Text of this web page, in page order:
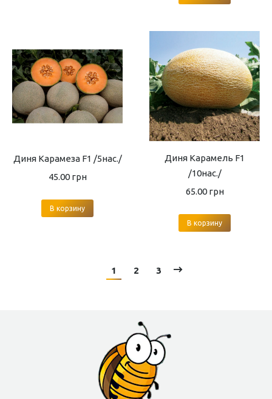
Диня Карамеза F1 /5нас./
45.00 грн
В корзину
Диня Карамель F1
/10нас./
65.00 грн
В корзину
1 2 3